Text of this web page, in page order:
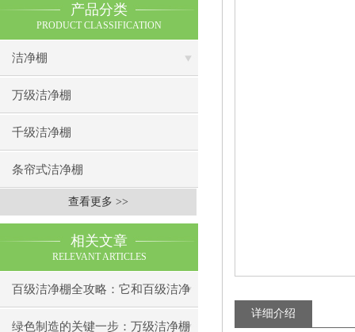
产品分类
PRODUCT CLASSIFICATION
洁净棚
万级洁净棚
千级洁净棚
条帘式洁净棚
查看更多 >>
相关文章
RELEVANT ARTICLES
百级洁净棚全攻略：它和百级洁净
室到底有什么区别？
绿色制造的关键一步：万级洁净棚
详细介绍